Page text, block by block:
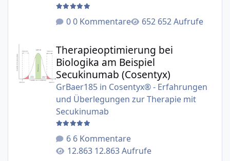
0 Kommentare
652 Aufrufe
Therapieoptimierung bei Biologika am Beispiel
Therapieoptimierung bei
Biologika am Beispiel
Secukinumab (Cosentyx)
GrBaer185in Cosentyx® - Erfahrungen
und Überlegungen zur Therapie mit
Secukinumab
6 Kommentare
12.863 Aufrufe